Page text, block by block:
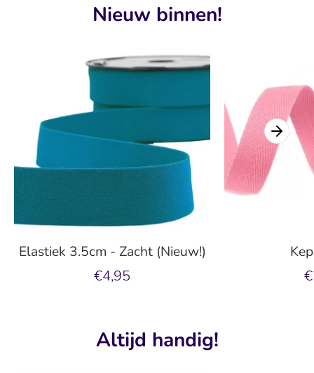
Nieuw binnen!
Elastiek 3.5cm - Zacht (Nieuw!)
€4,95
Altijd handig!